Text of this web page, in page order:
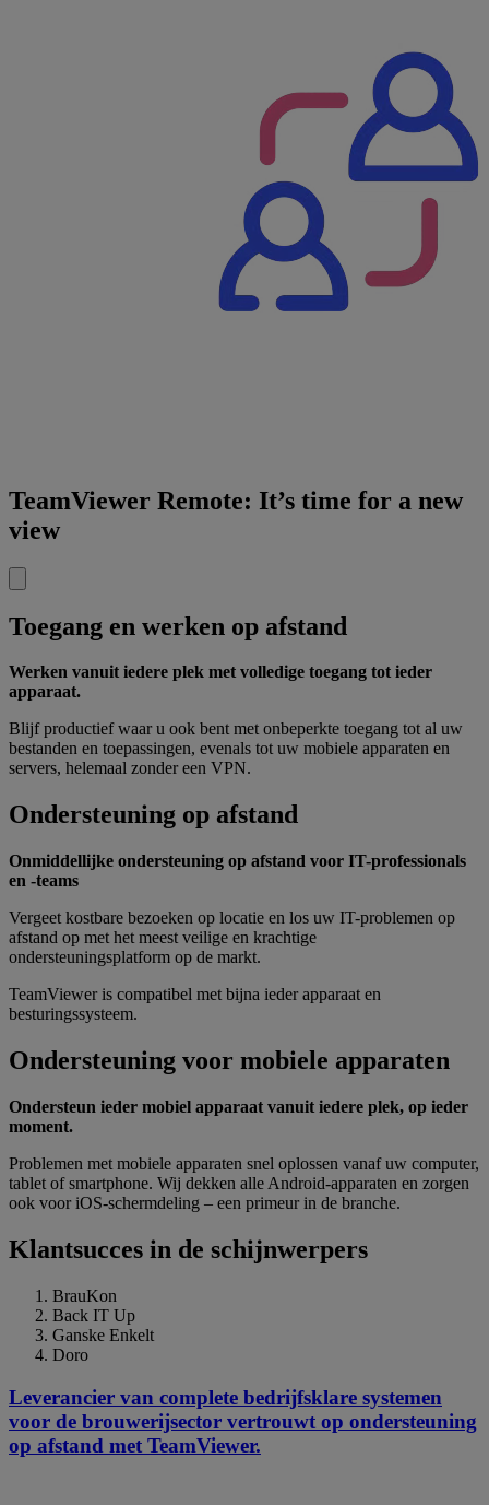
TeamViewer Remote: It’s time for a new
view
Toegang en werken op afstand
Werken vanuit iedere plek met volledige toegang tot ieder
apparaat.
Blijf productief waar u ook bent met onbeperkte toegang tot al uw
bestanden en toepassingen, evenals tot uw mobiele apparaten en
servers, helemaal zonder een VPN.
Ondersteuning op afstand
Onmiddellijke ondersteuning op afstand voor IT-professionals
en -teams
Vergeet kostbare bezoeken op locatie en los uw IT-problemen op
afstand op met het meest veilige en krachtige
ondersteuningsplatform op de markt.
TeamViewer is compatibel met bijna ieder apparaat en
besturingssysteem.
Ondersteuning voor mobiele apparaten
Ondersteun ieder mobiel apparaat vanuit iedere plek, op ieder
moment.
Problemen met mobiele apparaten snel oplossen vanaf uw computer,
tablet of smartphone. Wij dekken alle Android-apparaten en zorgen
ook voor iOS-schermdeling – een primeur in de branche.
Klantsucces in de schijnwerpers
BrauKon
Back IT Up
Ganske Enkelt
Doro
Leverancier van complete bedrijfsklare systemen
voor de brouwerijsector vertrouwt op ondersteuning
op afstand met TeamViewer.